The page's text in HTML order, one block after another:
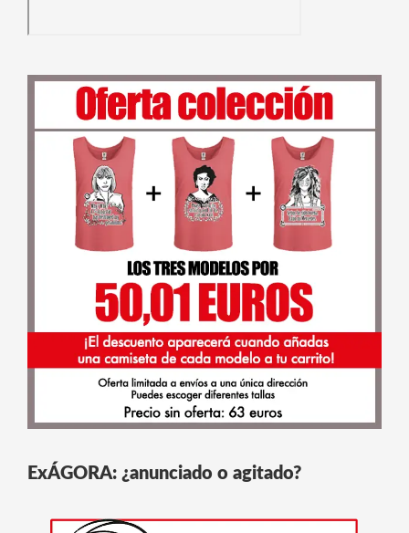
ExÁGORA: ¿anunciado o agitado?